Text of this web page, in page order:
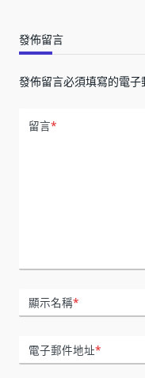
發佈留言
發佈留言必須填寫的電子
留言*
顯示名稱*
電子郵件地址*